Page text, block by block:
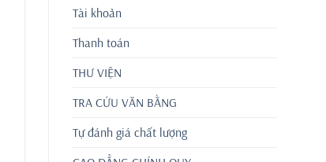
Tài khoản
Thanh toán
THƯ VIỆN
TRA CỨU VĂN BẰNG
Tự đánh giá chất lượng